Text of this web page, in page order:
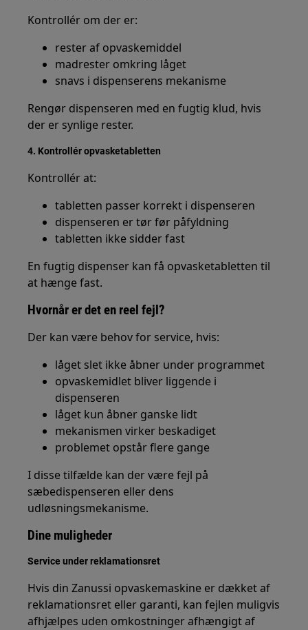
Kontrollér om der er:
rester af opvaskemiddel
madrester omkring låget
snavs i dispenserens mekanisme
Rengør dispenseren med en fugtig klud, hvis
der er synlige rester.
4. Kontrollér opvasketabletten
Kontrollér at:
tabletten passer korrekt i dispenseren
dispenseren er tør før påfyldning
tabletten ikke sidder fast
En fugtig dispenser kan få opvasketabletten til
at hænge fast.
Hvornår er det en reel fejl?
Der kan være behov for service, hvis:
låget slet ikke åbner under programmet
opvaskemidlet bliver liggende i
dispenseren
låget kun åbner ganske lidt
mekanismen virker beskadiget
problemet opstår flere gange
I disse tilfælde kan der være fejl på
sæbedispenseren eller dens
udløsningsmekanisme.
Dine muligheder
Service under reklamationsret
Hvis din Zanussi opvaskemaskine er dækket af
reklamationsret eller garanti, kan fejlen muligvis
afhjælpes uden omkostninger afhængigt af